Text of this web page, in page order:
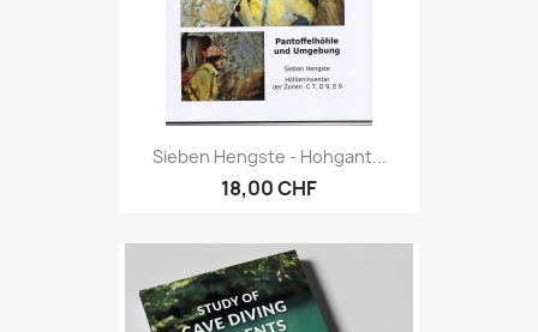
Sieben Hengste - Hohgant...
18,00 CHF